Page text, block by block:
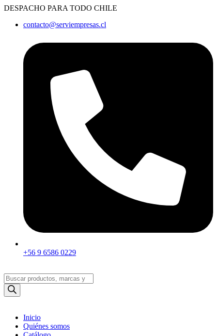
Ir
contenido
DESPACHO PARA TODO CHILE
contacto@serviempresas.cl
+56 9 6586 0229
Búsqueda
de
productos
Inicio
Quiénes somos